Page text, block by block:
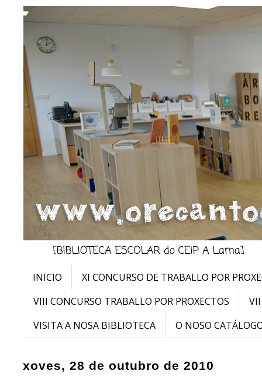
INICIO
XI CONCURSO DE TRABALLO POR
VIII CONCURSO TRABALLO POR PROXECTOS
VISITA A NOSA BIBLIOTECA
O NOSO
xoves, 28 de outubro de 2010